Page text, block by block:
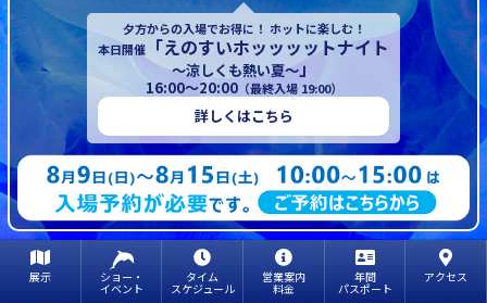
夕方からの入場でお得に！ ホットに楽しむ！
本日開催
「えのすいホッッッットナイト
～涼しくも熱い夏～」
16:00～20:00（最終入場 19:00）
詳しくはこちら
展示 ショー・
イベント
タイム
スケジュール
営業案内
料金
年間
パスポート
アクセス